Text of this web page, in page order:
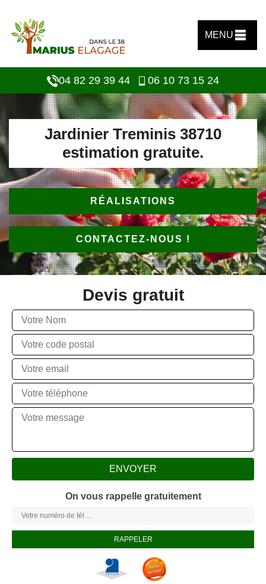
MENU
04 82 29 39 44 06 10 73 15 24
Jardinier Treminis 38710
estimation gratuite.
RÉALISATIONS
CONTACTEZ-NOUS !
Devis gratuit
On vous rappelle gratuitement